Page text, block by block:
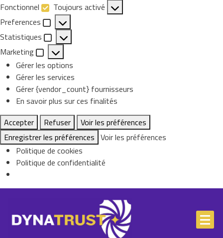
Fonctionnel
Fonctionnel
Toujours activé
Preferences
Preferences
Statistiques
Statistiques
Marketing
Marketing
Gérer les options
Gérer les services
Gérer {vendor_count} fournisseurs
En savoir plus sur ces finalités
Accepter
Refuser
Voir les préférences
Enregistrer les préférences Voir les préférences
Politique de cookies
Politique de confidentialité
content